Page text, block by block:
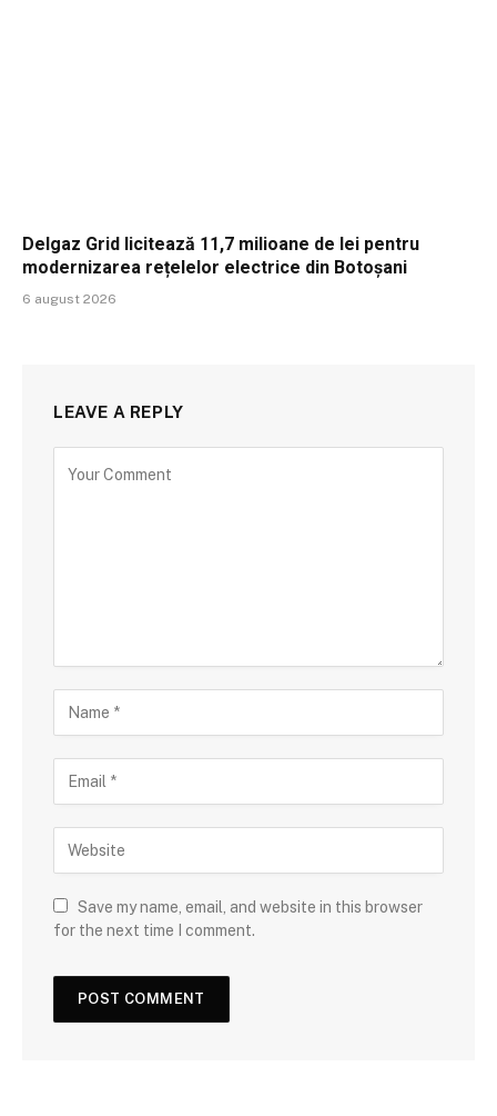
Delgaz Grid licitează 11,7 milioane de lei pentru
modernizarea rețelelor electrice din Botoșani
6 august 2026
LEAVE A REPLY
Save my name, email, and website in this browser
for the next time I comment.